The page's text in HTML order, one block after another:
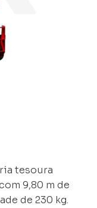
tesoura
9,80 m de
de 230 kg.